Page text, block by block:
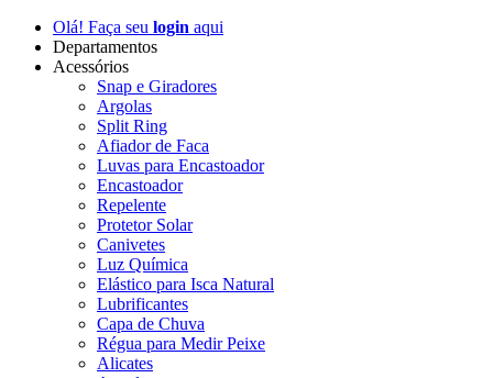
Olá! Faça seu login aqui
Departamentos
Acessórios
Snap e Giradores
Argolas
Split Ring
Afiador de Faca
Luvas para Encastoador
Encastoador
Repelente
Protetor Solar
Canivetes
Luz Química
Elástico para Isca Natural
Lubrificantes
Capa de Chuva
Régua para Medir Peixe
Alicates